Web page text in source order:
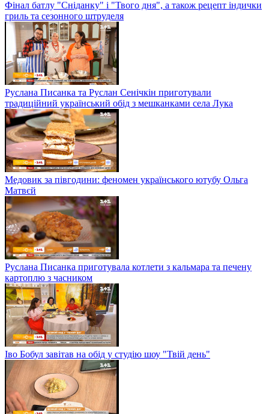
Фінал батлу "Сніданку" і "Твого дня", а також рецепт індички
гриль та сезонного штруделя
Руслана Писанка та Руслан Сенічкін приготували
традиційний український обід з мешканками села Лука
Медовик за півгодини: феномен українського ютубу Ольга
Матвєй
Руслана Писанка приготувала котлети з кальмара та печену
картоплю з часником
Іво Бобул завітав на обід у студію шоу "Твій день"